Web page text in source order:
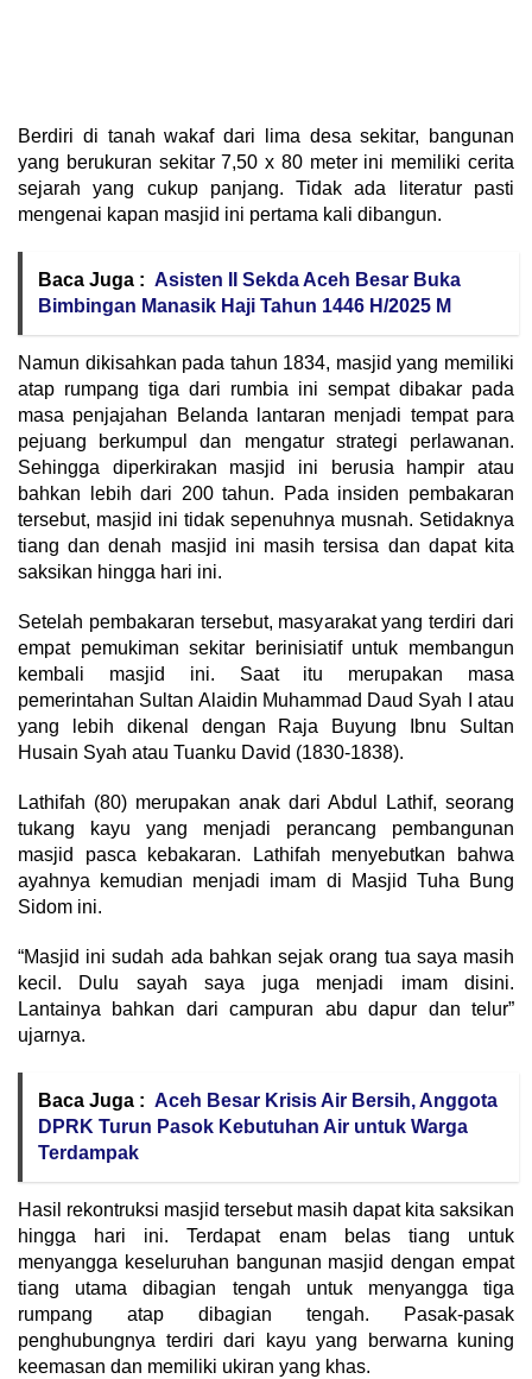
Berdiri di tanah wakaf dari lima desa sekitar, bangunan
yang berukuran sekitar 7,50 x 80 meter ini memiliki cerita
sejarah yang cukup panjang. Tidak ada literatur pasti
mengenai kapan masjid ini pertama kali dibangun.
Baca Juga : Asisten II Sekda Aceh Besar Buka
Bimbingan Manasik Haji Tahun 1446 H/2025 M
Namun dikisahkan pada tahun 1834, masjid yang memiliki
atap rumpang tiga dari rumbia ini sempat dibakar pada
masa penjajahan Belanda lantaran menjadi tempat para
pejuang berkumpul dan mengatur strategi perlawanan.
Sehingga diperkirakan masjid ini berusia hampir atau
bahkan lebih dari 200 tahun. Pada insiden pembakaran
tersebut, masjid ini tidak sepenuhnya musnah. Setidaknya
tiang dan denah masjid ini masih tersisa dan dapat kita
saksikan hingga hari ini.
Setelah pembakaran tersebut, masyarakat yang terdiri dari
empat pemukiman sekitar berinisiatif untuk membangun
kembali masjid ini. Saat itu merupakan masa
pemerintahan Sultan Alaidin Muhammad Daud Syah I atau
yang lebih dikenal dengan Raja Buyung Ibnu Sultan
Husain Syah atau Tuanku David (1830-1838).
Lathifah (80) merupakan anak dari Abdul Lathif, seorang
tukang kayu yang menjadi perancang pembangunan
masjid pasca kebakaran. Lathifah menyebutkan bahwa
ayahnya kemudian menjadi imam di Masjid Tuha Bung
Sidom ini.
“Masjid ini sudah ada bahkan sejak orang tua saya masih
kecil. Dulu sayah saya juga menjadi imam disini.
Lantainya bahkan dari campuran abu dapur dan telur”
ujarnya.
Baca Juga : Aceh Besar Krisis Air Bersih, Anggota
DPRK Turun Pasok Kebutuhan Air untuk Warga
Terdampak
Hasil rekontruksi masjid tersebut masih dapat kita saksikan
hingga hari ini. Terdapat enam belas tiang untuk
menyangga keseluruhan bangunan masjid dengan empat
tiang utama dibagian tengah untuk menyangga tiga
rumpang atap dibagian tengah. Pasak-pasak
penghubungnya terdiri dari kayu yang berwarna kuning
keemasan dan memiliki ukiran yang khas.